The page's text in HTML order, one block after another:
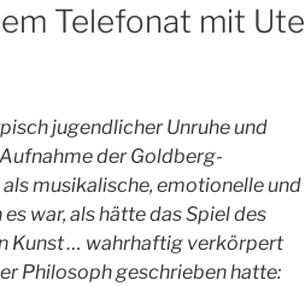
Telefonat mit Ute
jugendlicher Unruhe und
der Goldberg-
musikalische, emotionelle und
war, als hätte das Spiel des
Kunst … wahrhaftig verkörpert
Philosoph geschrieben hatte: